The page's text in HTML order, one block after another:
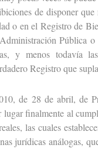
de disponer que
o en el Registro de
Pública
y menos todavía
Registro que
de 28 de abril, de
finalmente al
las cuales
jurídicas análogas,